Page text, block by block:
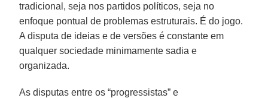
tradicional, seja nos partidos políticos, seja no
enfoque pontual de problemas estruturais. É do jogo.
A disputa de ideias e de versões é constante em
qualquer sociedade minimamente sadia e
organizada.
As disputas entre os “progressistas” e